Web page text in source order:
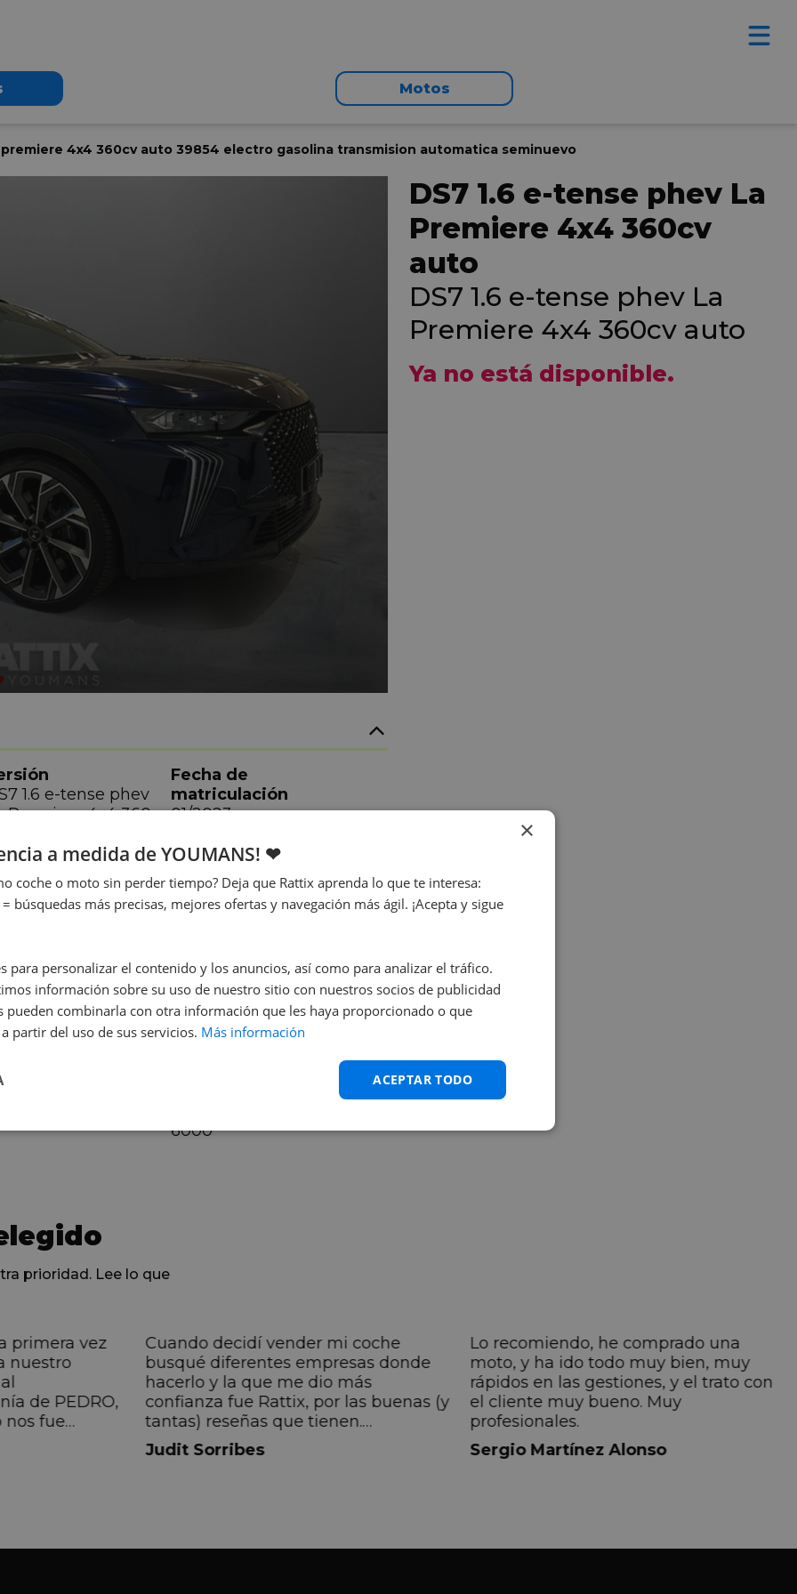
Motos
premiere 4x4 360cv auto 39854 electro gasolina transmision automatica seminuevo
1.6 e-tense phev
Premiere 4x4 360cv
Fecha de
matriculación
01/2023
cv
cm
Anchura
189 cm
6000
DS7 1.6 e-tense phev La
Premiere 4x4 360cv
auto
DS7 1.6 e-tense phev La
Premiere 4x4 360cv auto
Ya no está disponible.
prioridad. Lee lo que
primera vez
nuestro
de PEDRO,
nos fue
directa, de
que
Cuando decidí vender mi coche
busqué diferentes empresas donde
hacerlo y la que me dio más
confianza fue Rattix, por las buenas (y
tantas) reseñas que tienen.
Realmente la experiencia ha sido
muy buena, Carolina ha sido siempre
Judit Sorribes
Lo recomiendo, he comprado una
moto, y ha ido todo muy bien, muy
rápidos en las gestiones, y el trato con
el cliente muy bueno. Muy
profesionales.
Sergio Martínez Alonso
×
a medida de YOUMANS! ❤
coche o moto sin perder tiempo? Deja que Rattix aprenda lo que te interesa:
búsquedas más precisas, mejores ofertas y navegación más ágil. ¡Acepta y sigue
para personalizar el contenido y los anuncios, así como para analizar el tráfico.
información sobre su uso de nuestro sitio con nuestros socios de publicidad
pueden combinarla con otra información que les haya proporcionado o que
partir del uso de sus servicios. Más información
ACEPTAR TODO